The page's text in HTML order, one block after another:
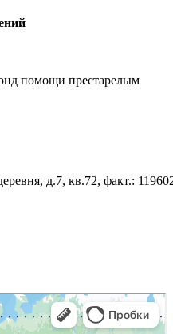
помощи престарелым
д.7, кв.72, факт.: